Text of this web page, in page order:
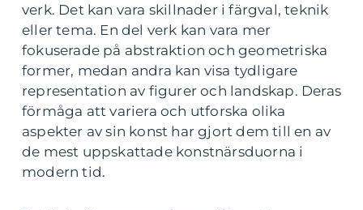
verk. Det kan vara skillnader i färgval, teknik
eller tema. En del verk kan vara mer
fokuserade på abstraktion och geometriska
former, medan andra kan visa tydligare
representation av figurer och landskap. Deras
förmåga att variera och utforska olika
aspekter av sin konst har gjort dem till en av
de mest uppskattade konstnärsduorna i
modern tid.